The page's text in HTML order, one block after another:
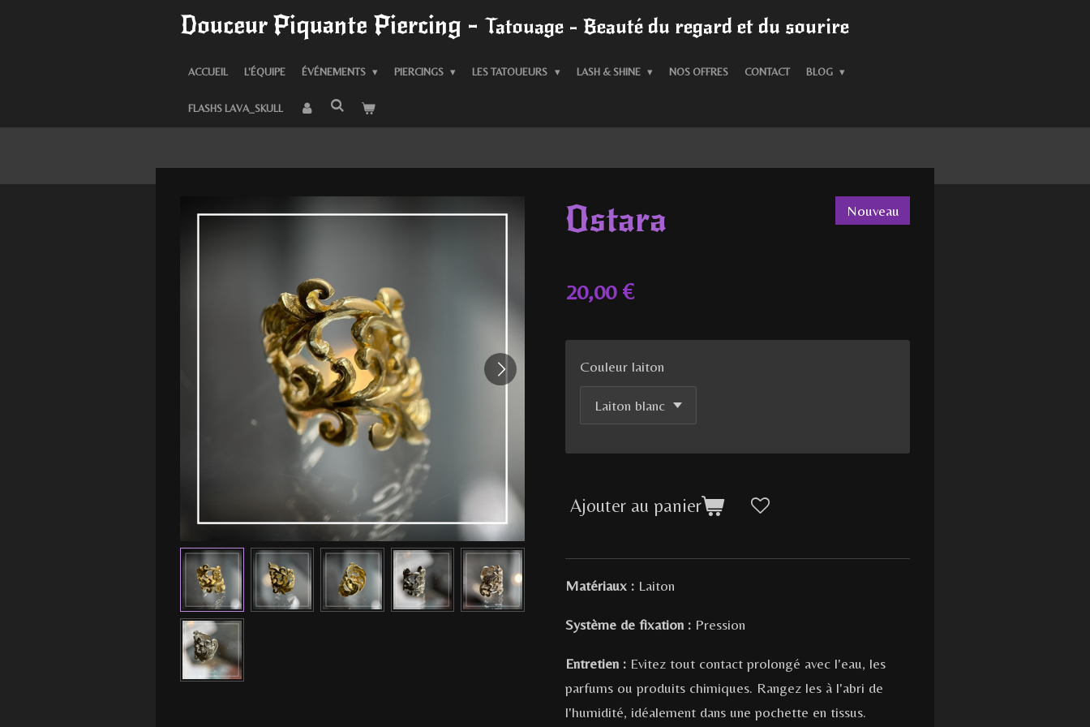
Douceur Piquante Piercing - Tatouage - Beauté du regard et du sourire
ACCUEIL L'ÉQUIPE ÉVÉNEMENTS PIERCINGS LES TATOUEURS LASH & SHINE NOS OFFRES CONTACT BLOG
FLASHS LAVA_SKULL
Ostara Nouveau
20,00 €
Couleur laiton
Ajouter au panier
Matériaux : Laiton
Système de fixation : Pression
Entretien : Evitez tout contact prolongé avec l'eau, les
parfums ou produits chimiques. Rangez les à l'abri de
l'humidité, idéalement dans une pochette en tissus.